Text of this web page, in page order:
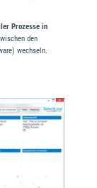
Prozesse in
den
wechseln.